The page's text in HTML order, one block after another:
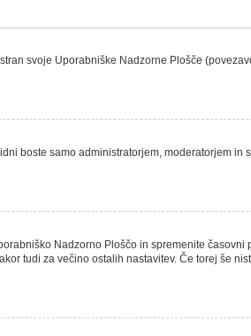
svoje Uporabniške Nadzorne Plošče
boste samo administratorjem, moderatorjem in
Nadzorno Ploščo in spremenite časovni
tudi za večino ostalih nastavitev. Če torej še